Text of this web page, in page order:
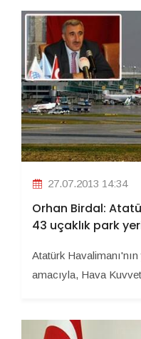
27.07.2013 14:34
Orhan Birdal:
43 uçaklık park
Atatürk
amacıyla, Hava